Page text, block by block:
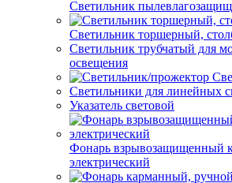
Светильник
Светильник торшерный,
Светильник трубчатый для
освещения
Светильники для линейных
Указатель световой
Фонарь взрывозащищенный
электрический